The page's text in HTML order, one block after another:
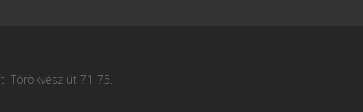
Törökvész út 71-75.